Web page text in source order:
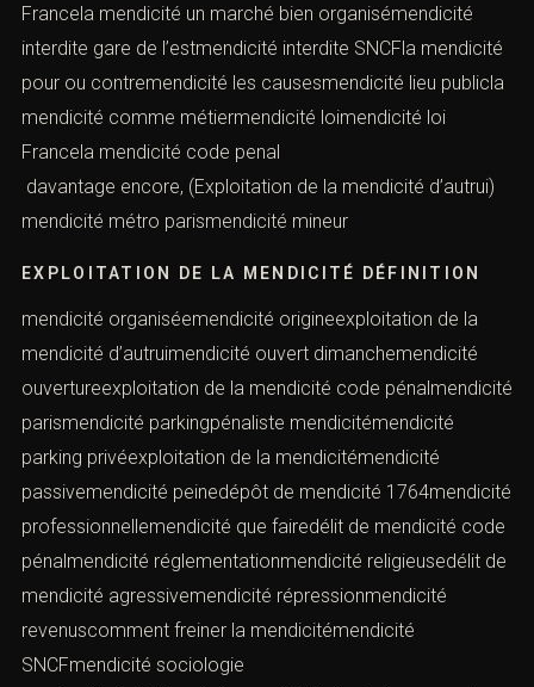
Francela mendicité un marché bien organisémendicité
interdite gare de l’estmendicité interdite SNCFla mendicité
pour ou contremendicité les causesmendicité lieu publicla
mendicité comme métiermendicité loimendicité loi
Francela mendicité code penal
davantage encore, (Exploitation de la mendicité d’autrui)
mendicité métro parismendicité mineur
EXPLOITATION DE LA MENDICITÉ DÉFINITION
mendicité organiséemendicité origineexploitation de la
mendicité d’autruimendicité ouvert dimanchemendicité
ouvertureexploitation de la mendicité code pénalmendicité
parismendicité parkingpénaliste mendicitémendicité
parking privéexploitation de la mendicitémendicité
passivemendicité peinedépôt de mendicité 1764mendicité
professionnellemendicité que fairedélit de mendicité code
pénalmendicité réglementationmendicité religieusedélit de
mendicité agressivemendicité répressionmendicité
revenuscomment freiner la mendicitémendicité
SNCFmendicité sociologie